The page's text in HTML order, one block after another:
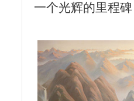
一个光辉的里程